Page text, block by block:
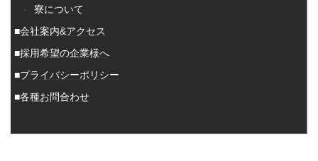
寮について
■会社案内&アクセス
■採用希望の企業様へ
■プライバシーポリシー
■各種お問合わせ